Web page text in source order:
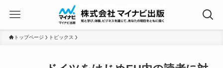
トップページ トピックス